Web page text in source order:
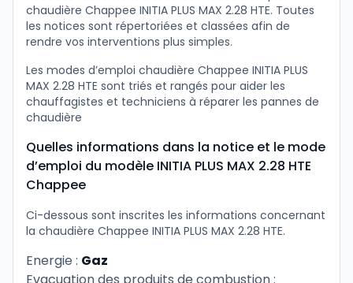
chaudière Chappee INITIA PLUS MAX 2.28 HTE. Toutes
les notices sont répertoriées et classées afin de
rendre vos interventions plus simples.
Les modes d’emploi chaudière Chappee INITIA PLUS
MAX 2.28 HTE sont triés et rangés pour aider les
chauffagistes et techniciens à réparer les pannes de
chaudière
Quelles informations dans la notice et le mode
d’emploi du modèle INITIA PLUS MAX 2.28 HTE
Chappee
Ci-dessous sont inscrites les informations concernant
la chaudière Chappee INITIA PLUS MAX 2.28 HTE.
Energie : Gaz